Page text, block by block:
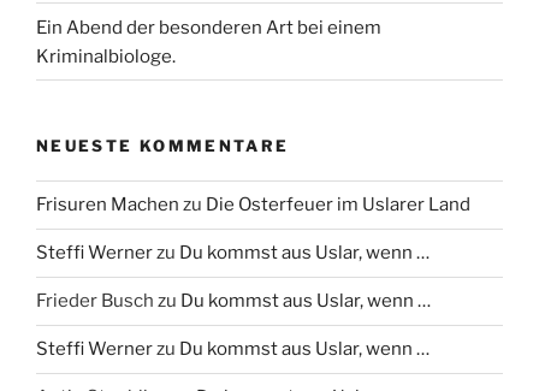
Ein Abend der besonderen Art bei einem
Kriminalbiologe.
NEUESTE KOMMENTARE
Frisuren Machen zu Die Osterfeuer im Uslarer Land
Steffi Wernerzu Du kommst aus Uslar, wenn …
Frieder Busch zu Du kommst aus Uslar, wenn …
Steffi Wernerzu Du kommst aus Uslar, wenn …